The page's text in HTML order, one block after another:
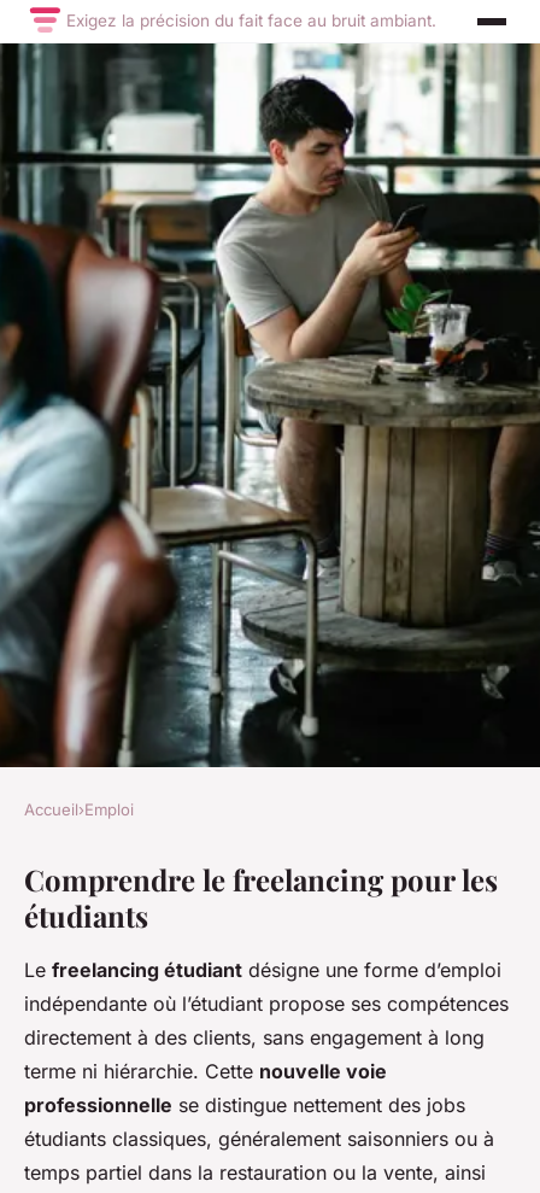
Exigez la précision du fait face au bruit ambiant.
Explorer le freelancing : une
nouvelle voie pour les
étudiants au lieu des jobs
classiques ?
7 mai 2025 • 8 min de lecture
Accueil›Emploi
Comprendre le freelancing pour les
étudiants
Le freelancing étudiant désigne une forme d’emploi
indépendante où l’étudiant propose ses compétences
directement à des clients, sans engagement à long
terme ni hiérarchie. Cette nouvelle voie
professionnelle se distingue nettement des jobs
étudiants classiques, généralement saisonniers ou à
temps partiel dans la restauration ou la vente, ainsi